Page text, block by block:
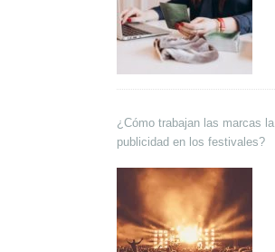
¿Cómo trabajan las marcas la
publicidad en los festivales?